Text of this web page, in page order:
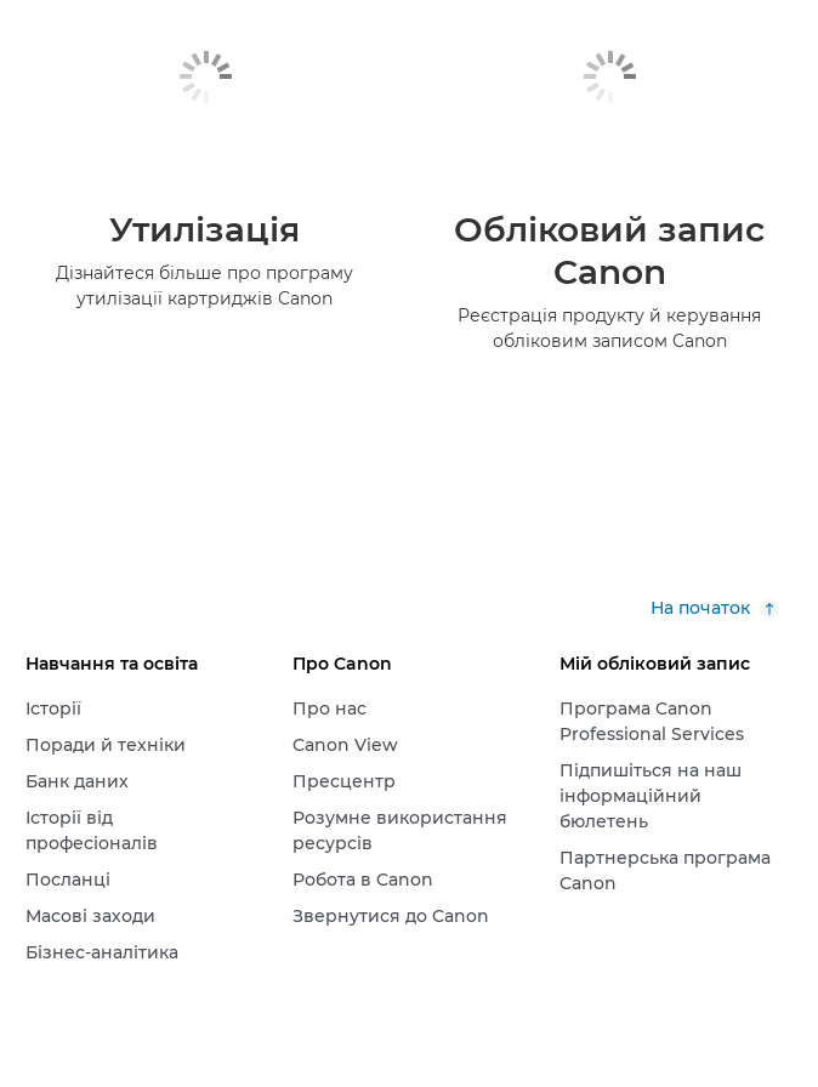
Утилізація
Дізнайтеся більше про програму
утилізації картриджів Canon
Обліковий запис
Canon
Реєстрація продукту й керування
обліковим записом Canon
На початок
Навчання та освіта
Історії
Поради й техніки
Банк даних
Історії від
професіоналів
Посланці
Масові заходи
Бізнес-аналітика
Про Canon
Про нас
Canon View
Пресцентр
Розумне використання
ресурсів
Робота в Canon
Звернутися до Canon
Мій обліковий запис
Програма Canon
Professional Services
Підпишіться на наш
інформаційний
бюлетень
Партнерська програма
Canon